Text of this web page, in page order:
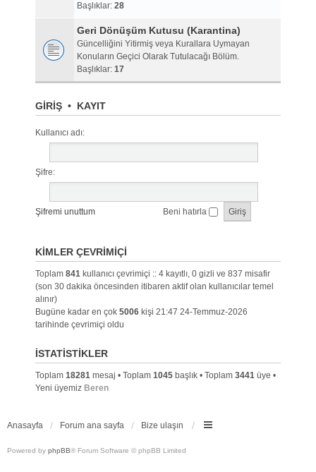
Başlıklar: 28
Geri Dönüşüm Kutusu (Karantina)
Güncelliğini Yitirmiş veya Kurallara Uymayan
Konuların Geçici Olarak Tutulacağı Bölüm.
Başlıklar: 17
GIRIŞ• KAYIT
Kullanıcı adı:
Şifre:
Şifremi unuttum Beni hatırla
KIMLER ÇEVRIMIÇI
Toplam 841kullanıcı çevrimiçi :: 4 kayıtlı, 0 gizli ve 837 misafir
(son 30 dakika öncesinden itibaren aktif olan kullanıcılar temel
alınır)
Bugüne kadar en çok 5006kişi 21:47 24-Temmuz-2026
tarihinde çevrimiçi oldu
İSTATISTIKLER
Toplam 18281mesaj • Toplam 1045başlık • Toplam 3441üye •
Yeni üyemiz Beren
Anasayfa Forum ana sayfa Bize ulaşın
Powered by phpBB® Forum Software © phpBB Limited